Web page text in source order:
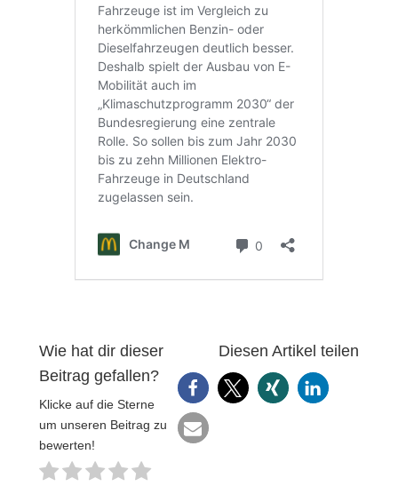
Wie hat dir dieser
Beitrag gefallen?
Klicke auf die Sterne
um unseren Beitrag zu
bewerten!
Diesen Artikel teilen